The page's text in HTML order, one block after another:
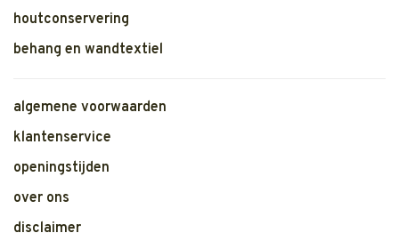
houtconservering
behang en wandtextiel
algemene voorwaarden
klantenservice
openingstijden
over ons
disclaimer